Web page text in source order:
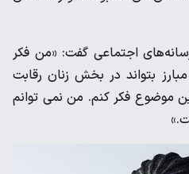
اجتماعی گفت: «من فکر
بتواند در بخش زنان رقابت
موضوع فکر کنم. من نمی توانم